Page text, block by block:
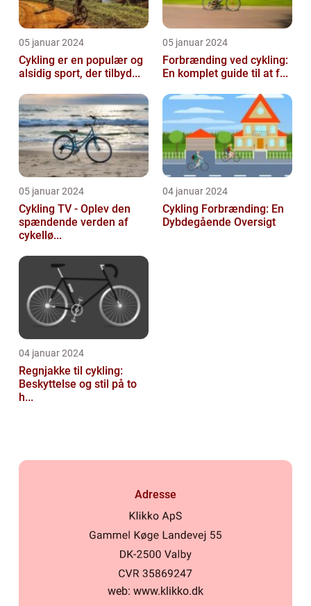
05 januar 2024
Cykling er en populær og
alsidig sport, der tilbyd...
05 januar 2024
Forbrænding ved cykling:
En komplet guide til at f...
05 januar 2024
Cykling TV - Oplev den
spændende verden af
cykellø...
04 januar 2024
Cykling Forbrænding: En
Dybdegående Oversigt
04 januar 2024
Regnjakke til cykling:
Beskyttelse og stil på to
h...
Adresse
web: www.klikko.dk